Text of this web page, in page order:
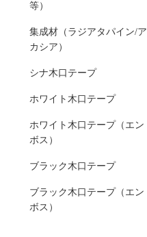
等）
集成材（ラジアタパイン/ア
カシア）
シナ木口テープ
ホワイト木口テープ
ホワイト木口テープ（エン
ボス）
ブラック木口テープ
ブラック木口テープ（エン
ボス）